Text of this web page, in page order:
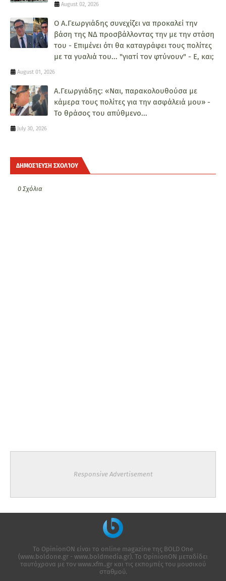
August 02, 2026
Ο Α.Γεωργιάδης συνεχίζει να προκαλεί την
βάση της ΝΔ προσβάλλοντας την με την στάση
του - Επιμένει ότι θα καταγράφει τους πολίτες
με τα γυαλιά του... "γιατί τον φτύνουν" - Ε, και;
August 01, 2026
Α.Γεωργιάδης: «Ναι, παρακολουθούσα με
κάμερα τους πολίτες για την ασφάλειά μου» -
Το θράσος του απύθμενο...
July 30, 2026
ΔΗΜΟΣΊΕΥΣΗ ΣΧΟΛΊΟΥ
0 Σχόλια
Responsive Advertisement
Το OpinionON είναι το online magazine της ΒΟLD One
(www.boldone.gr - www.boldmedia.gr). Το OpinionON μεταδίδει
ταυτόχρονα με τον www.xfm..gr και τις εκπομπές του μουσικού
σταθμού.